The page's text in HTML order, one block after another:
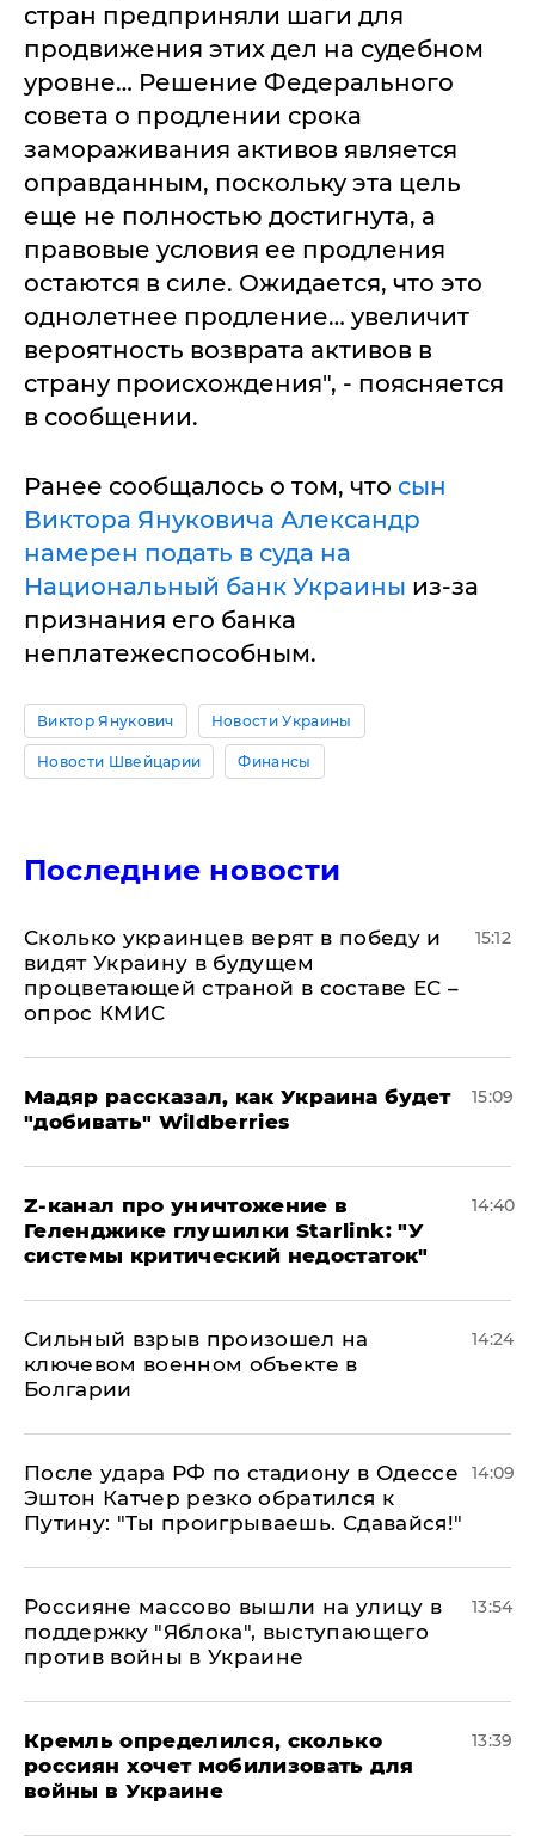
стран предприняли шаги для
продвижения этих дел на судебном
уровне… Решение Федерального
совета о продлении срока
замораживания активов является
оправданным, поскольку эта цель
еще не полностью достигнута, а
правовые условия ее продления
остаются в силе. Ожидается, что это
однолетнее продление… увеличит
вероятность возврата активов в
страну происхождения", - поясняется
в сообщении.
Ранее сообщалось о том, что сын
Виктора Януковича Александр
намерен подать в суда на
Национальный банк Украины из-за
признания его банка
неплатежеспособным.
Виктор Янукович Новости Украины
Новости Швейцарии Финансы
Последние новости
Сколько украинцев верят в победу и
видят Украину в будущем
процветающей страной в составе ЕС –
опрос КМИС
15:12
Мадяр рассказал, как Украина будет
"добивать" Wildberries
15:09
Z-канал про уничтожение в
Геленджике глушилки Starlink: "У
системы критический недостаток"
14:40
Сильный взрыв произошел на
ключевом военном объекте в
Болгарии
14:24
После удара РФ по стадиону в Одессе
Эштон Катчер резко обратился к
Путину: "Ты проигрываешь. Сдавайся!"
14:09
Россияне массово вышли на улицу в
поддержку "Яблока", выступающего
против войны в Украине
13:54
Кремль определился, сколько
россиян хочет мобилизовать для
войны в Украине
13:39